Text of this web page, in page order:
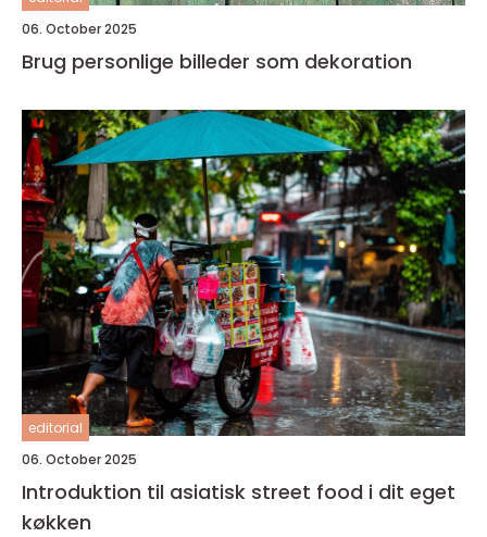
06. October 2025
Brug personlige billeder som dekoration
editorial
06. October 2025
Introduktion til asiatisk street food i dit eget
køkken